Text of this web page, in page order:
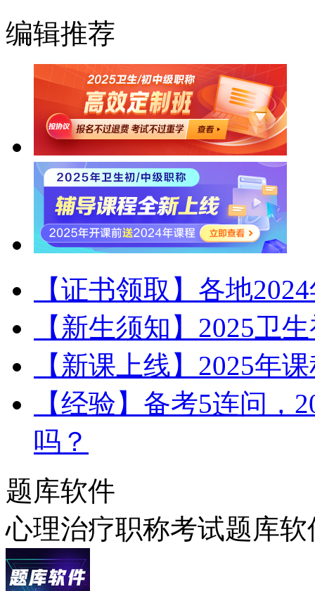
编辑推荐
【证书领取】各地
【新生须知】2025卫
【新课上线】2025年
【经验】备考5连问，
吗？
题库软件
心理治疗职称考试题库软